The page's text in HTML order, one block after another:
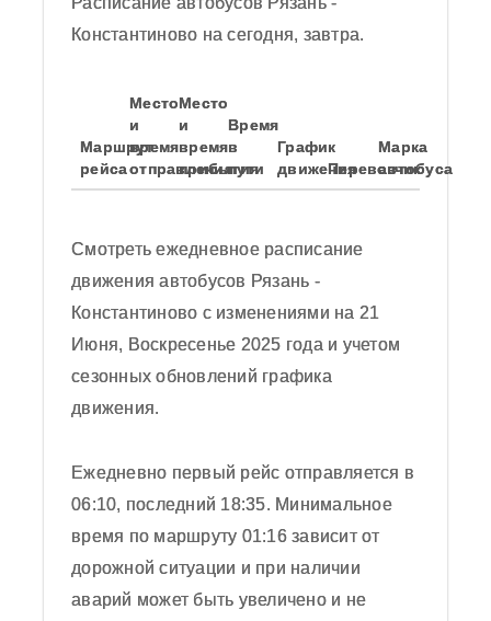
Константиново на сегодня, завтра.
Маршрут
рейса
Место
и
время
отправления
Место
и
время
прибытия
Время
в
пути
График
движенияПеревозчик
Марка
автобуса
Смотреть ежедневное расписание
движения автобусов Рязань -
Константиново с изменениями на 21
Июня, Воскресенье 2025 года и учетом
сезонных обновлений графика
движения.
Ежедневно первый рейс отправляется в
06:10, последний 18:35. Минимальное
время по маршруту 01:16 зависит от
дорожной ситуации и при наличии
аварий может быть увеличено и не
Отправить отзыв
Средняя оценка пассажиров автобуса 0
из 5 на основании 0 отзывов на 2025